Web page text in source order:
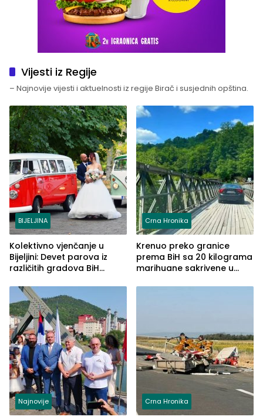
Vijesti iz Regije
– Najnovije vijesti i aktuelnosti iz regije Birač i susjednih opština.
BIJELJINA
Kolektivno vjenčanje u
Bijeljini: Devet parova iz
različitih gradova BiH
Crna Hronika
Krenuo preko granice
prema BiH sa 20 kilograma
marihuane sakrivene u
Najnovije Crna Hronika